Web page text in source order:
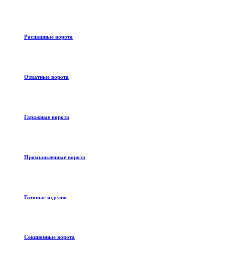
Распашные ворота
Откатные ворота
Гаражные ворота
Промышленные ворота
Готовые изделия
Секционные ворота